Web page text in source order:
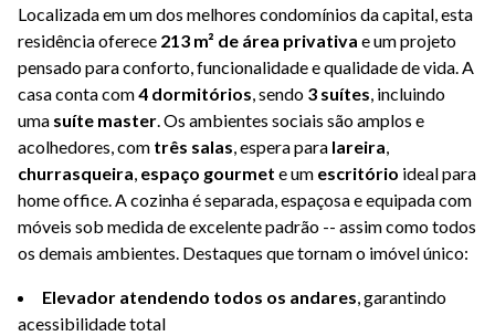
Localizada em um dos melhores condomínios da capital, esta
residência oferece 213 m² de área privativa e um projeto
pensado para conforto, funcionalidade e qualidade de vida. A
casa conta com4 dormitórios, sendo 3 suítes, incluindo
uma suíte master. Os ambientes sociais são amplos e
acolhedores, com três salas, espera para lareira,
churrasqueira, espaço gourmet e um escritório ideal para
home office. A cozinha é separada, espaçosa e equipada com
móveis sob medida de excelente padrão -- assim como todos
os demais ambientes. Destaques que tornam o imóvel único:
Elevador atendendo todos os andares, garantindo
acessibilidade total